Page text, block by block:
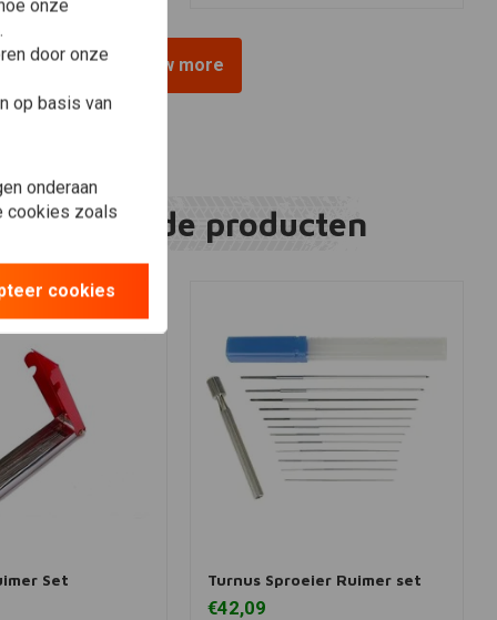
View more
producten
aan winkelwagen
Set Toevoegen aan winkelwagen
Turnus Sproeier Ruimer set
€42,09
onze
door onze
op basis van
onderaan
cookies zoals
cookies